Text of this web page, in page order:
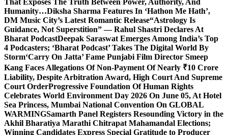
That Exposes The Truth Between Power, Authority, And
Humanity…Diksha Sharma Features In ‘Hathon Me Hath’,
DM Music City’s Latest Romantic Release“Astrology Is
Guidance, Not Superstition” — Rahul Shastri Declares At
Bharat PodcastDeepak Saraswat Emerges Among India’s Top
4 Podcasters; ‘Bharat Podcast’ Takes The Digital World By
Storm‘Carry On Jatta’ Fame Punjabi Film Director Smeep
Kang Faces Allegations Of Non-Payment Of Nearly ₹10 Crore
Liability, Despite Arbitration Award, High Court And Supreme
Court OrderProgressive Foundation Of Human Rights
Celebrates World Environment Day 2026 On June 05, At Hotel
Sea Princess, Mumbai National Convention On GLOBAL
WARMINGSamarth Panel Registers Resounding Victory in the
Akhil Bharatiya Marathi Chitrapat Mahamandal Elections;
Winning Candidates Express Special Gratitude to Producer